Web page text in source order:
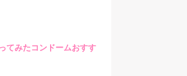
てみたコンドームおすす